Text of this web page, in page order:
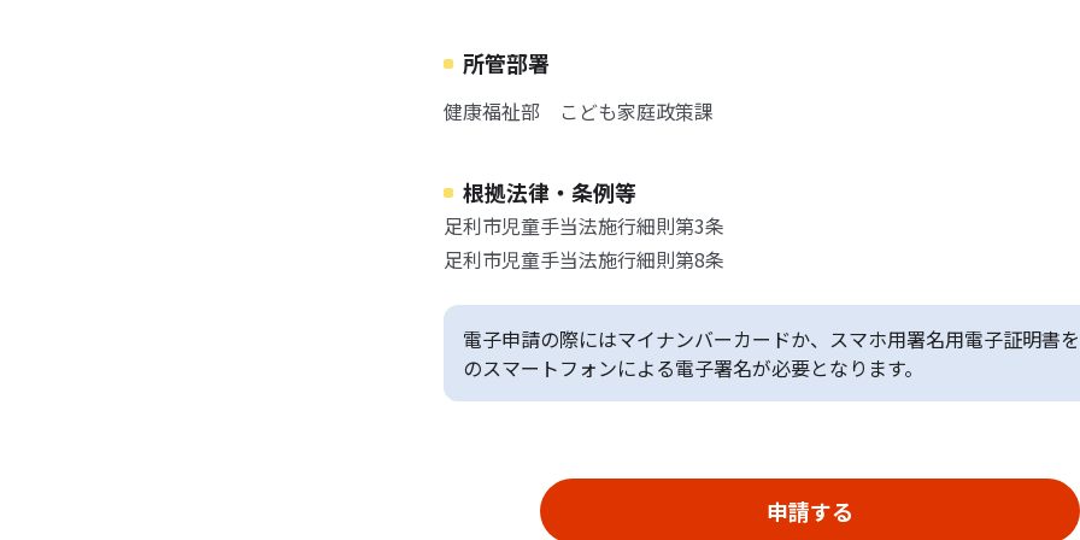
所管部署
健康福祉部 こども家庭政策課
根拠法律・条例等
足利市児童手当法施行細則第3条
足利市児童手当法施行細則第8条
電子申請の際にはマイナンバーカードか、スマホ用署名用電子証明書
のスマートフォンによる電子署名が必要となります。